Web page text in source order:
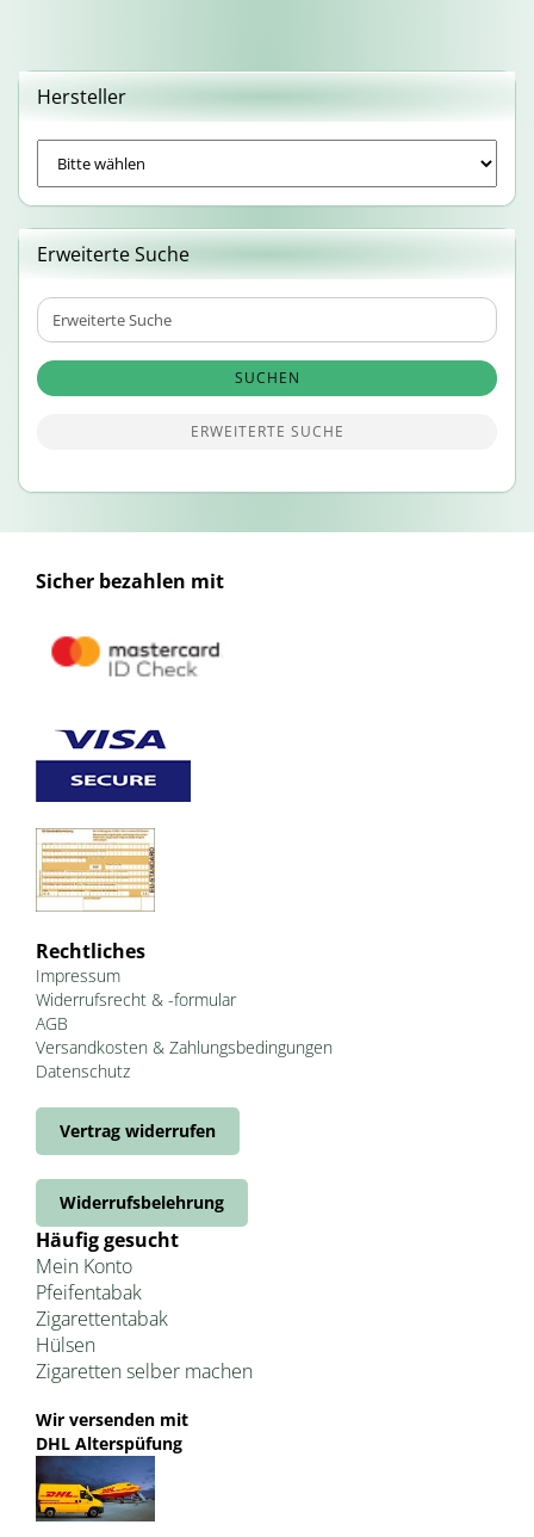
Hersteller
Erweiterte Suche
Erweiterte
Suche
SUCHEN
ERWEITERTE SUCHE
Sicher bezahlen mit
Rechtliches
Impressum
Widerrufsrecht & -formular
AGB
Versandkosten & Zahlungsbedingungen
Datenschutz
Vertrag widerrufen
Widerrufsbelehrung
Häufig gesucht
Mein Konto
Pfeifentabak
Zigarettentabak
Hülsen
Zigaretten selber machen
Wir versenden mit
DHL Alterspüfung